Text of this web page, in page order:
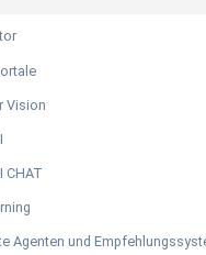
Vision
CHAT
Agenten und